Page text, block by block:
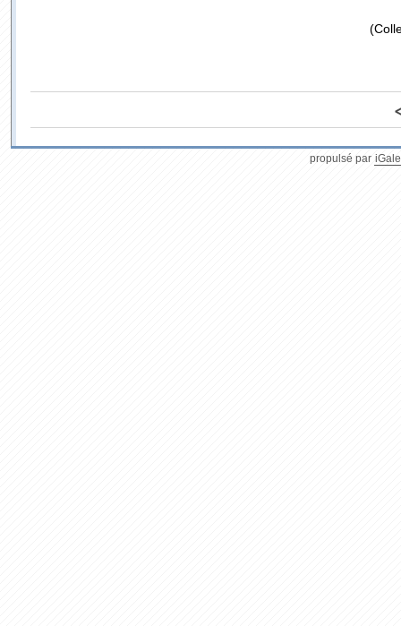
propulsé par